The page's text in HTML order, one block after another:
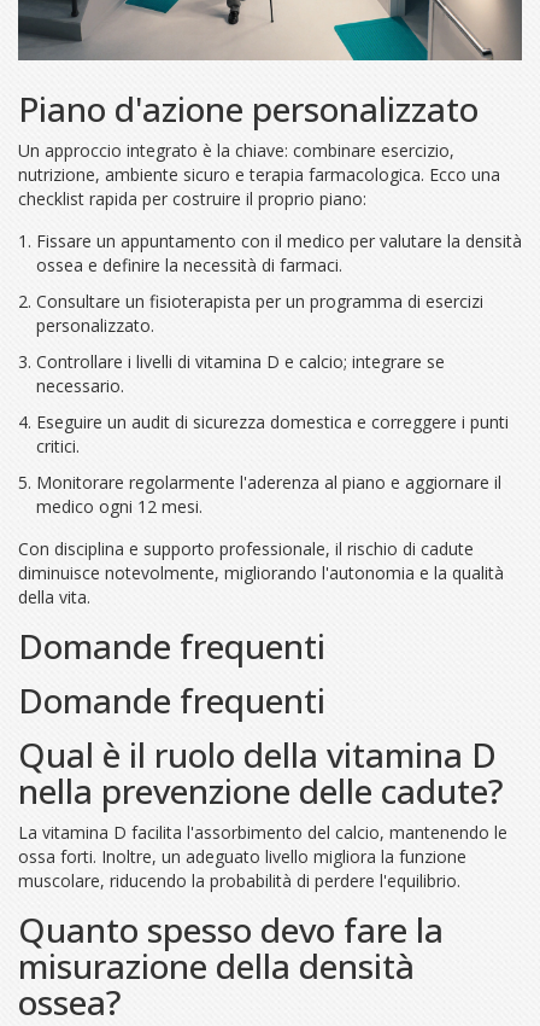
Piano d'azione personalizzato
Un approccio integrato è la chiave: combinare esercizio,
nutrizione, ambiente sicuro e terapia farmacologica. Ecco una
checklist rapida per costruire il proprio piano:
Fissare un appuntamento con il medico per valutare la densità
ossea e definire la necessità di farmaci.
Consultare un fisioterapista per un programma di esercizi
personalizzato.
Controllare i livelli di vitamina D e calcio; integrare se
necessario.
Eseguire un audit di sicurezza domestica e correggere i punti
critici.
Monitorare regolarmente l'aderenza al piano e aggiornare il
medico ogni 12 mesi.
Con disciplina e supporto professionale, il rischio di cadute
diminuisce notevolmente, migliorando l'autonomia e la qualità
della vita.
Domande frequenti
Domande frequenti
Qual è il ruolo della vitamina D
nella prevenzione delle cadute?
La vitamina D facilita l'assorbimento del calcio, mantenendo le
ossa forti. Inoltre, un adeguato livello migliora la funzione
muscolare, riducendo la probabilità di perdere l'equilibrio.
Quanto spesso devo fare la
misurazione della densità
ossea?